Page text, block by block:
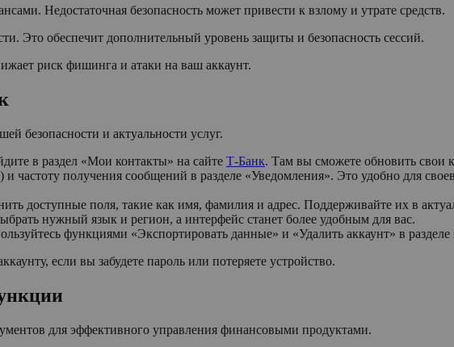
Недостаточная безопасность может привести к взлому и утрате средств.
Это обеспечит дополнительный уровень защиты и безопасность сессий.
риск фишинга и атаки на ваш аккаунт.
безопасности и актуальности услуг.
в раздел «Мои контакты» на сайте Т-Банк. Там вы сможете обновить свои
частоту получения сообщений в разделе «Уведомления». Это удобно для
доступные поля, такие как имя, фамилия и адрес. Поддерживайте их в
нужный язык и регион, а интерфейс станет более удобным для вас.
функциями «Экспортировать данные» и «Удалить аккаунт» в
если вы забудете пароль или потеряете устройство.
для эффективного управления финансовыми продуктами.